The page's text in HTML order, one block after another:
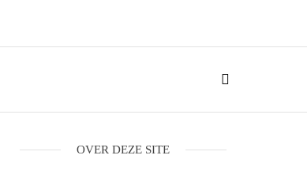
OVER DEZE SITE